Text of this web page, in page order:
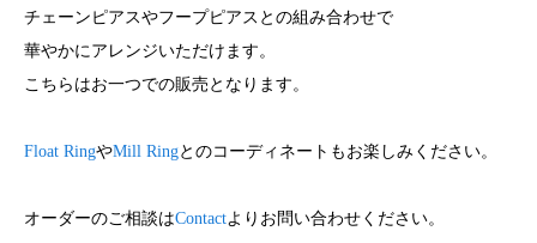
チェーンピアスやフープピアスとの組み合わせで
華やかにアレンジいただけます。
こちらはお一つでの販売となります。
Float RingやMill Ringとのコーディネートもお楽しみください。
オーダーのご相談はContactよりお問い合わせください。